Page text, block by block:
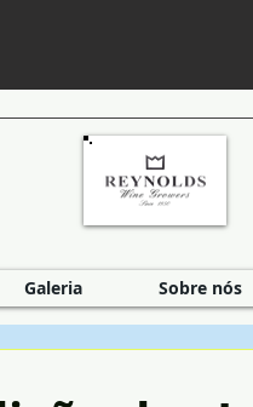
Galeria Sobre nós